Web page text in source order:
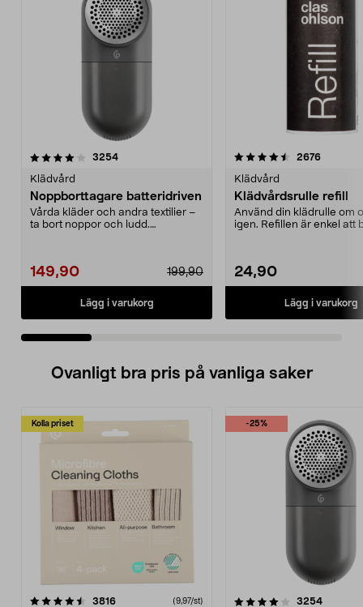
3254recensioner
Klädvård
Noppborttagare batteridriven
Vårda kläder och andra textilier –
ta bort noppor och ludd.
149,90 199,90
Lägg i varukorg
4.5 av 5 stjärnor 2676
Klädvård
Klädvårdsrulle refill
Använd din klädrulle om
igen. Refillen är enkel att
24,90
Lägg i varukorg
4.0 av 5 stjärnor
Ovanligt bra pris på vanliga saker
Kolla priset
3816recensioner (9,97/st)
-25%
4.0av 5 stjärnor 3254
4.5av 5 stjärnor